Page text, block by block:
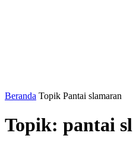
Beranda Topik Pantai slamaran
Topik: pantai